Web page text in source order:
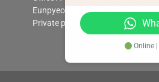
Eunpyeonggu, Seoul. South Korea
Private policy
Online